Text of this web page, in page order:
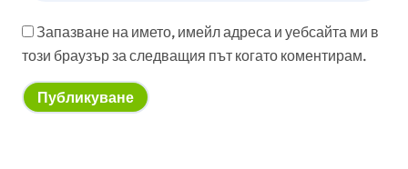
Запазване на името, имейл адреса и уебсайта ми в
този браузър за следващия път когато коментирам.